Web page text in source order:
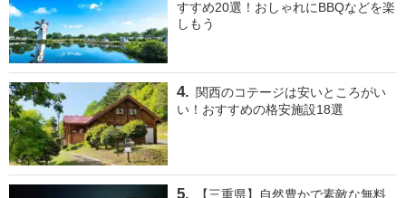
すすめ20選！おしゃれにBBQなどを楽
しもう
関西のコテージは安いところがい
い！おすすめの格安施設18選
【三重県】自然豊かで素敵な無料